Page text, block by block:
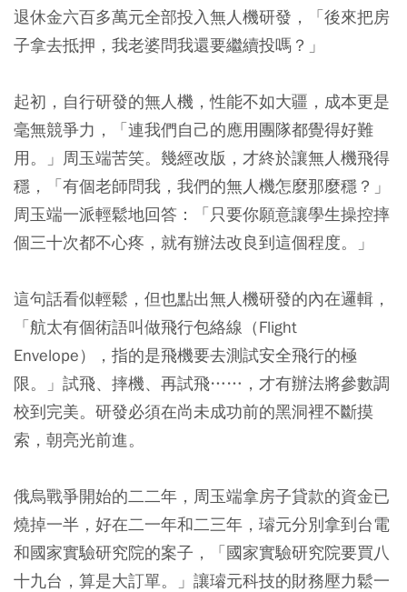
退休金六百多萬元全部投入無人機研發，「後來把房
子拿去抵押，我老婆問我還要繼續投嗎？」
起初，自行研發的無人機，性能不如大疆，成本更是
毫無競爭力，「連我們自己的應用團隊都覺得好難
用。」周玉端苦笑。幾經改版，才終於讓無人機飛得
穩，「有個老師問我，我們的無人機怎麼那麼穩？」
周玉端一派輕鬆地回答：「只要你願意讓學生操控摔
個三十次都不心疼，就有辦法改良到這個程度。」
這句話看似輕鬆，但也點出無人機研發的內在邏輯，
「航太有個術語叫做飛行包絡線（Flight
Envelope），指的是飛機要去測試安全飛行的極
限。」試飛、摔機、再試飛……，才有辦法將參數調
校到完美。研發必須在尚未成功前的黑洞裡不斷摸
索，朝亮光前進。
俄烏戰爭開始的二二年，周玉端拿房子貸款的資金已
燒掉一半，好在二一年和二三年，璿元分別拿到台電
和國家實驗研究院的案子，「國家實驗研究院要買八
十九台，算是大訂單。」讓璿元科技的財務壓力鬆一